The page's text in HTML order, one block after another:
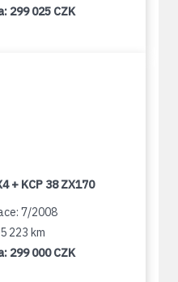
299 025 CZK
+ KCP 38 ZX170
7/2008
223 km
299 000 CZK